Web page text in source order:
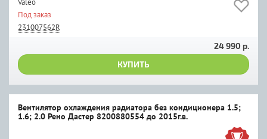
Valeo
Под заказ
231007562R
24 990 р.
КУПИТЬ
Вентилятор охлаждения радиатора без кондиционера 1.5;
1.6; 2.0 Рено Дастер 8200880554 до 2015г.в.